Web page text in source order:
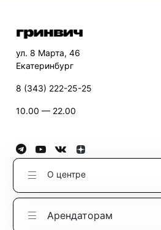
ул. 8 Марта, 46
Екатеринбург
8 (343) 222-25-25
10.00 — 22.00
О центре
Арендаторам